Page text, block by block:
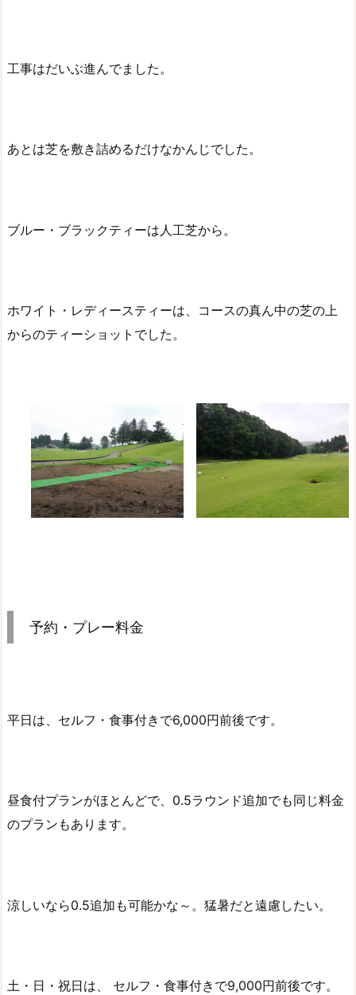
工事はだいぶ進んでました。
あとは芝を敷き詰めるだけなかんじでした。
ブルー・ブラックティーは人工芝から。
ホワイト・レディースティーは、コースの真ん中の芝の上
からのティーショットでした。
予約・プレー料金
平日は、セルフ・食事付きで6,000円前後です。
昼食付プランがほとんどで、0.5ラウンド追加でも同じ料金
のプランもあります。
涼しいなら0.5追加も可能かな～。猛暑だと遠慮したい。
土・日・祝日は、 セルフ・食事付きで9,000円前後です。